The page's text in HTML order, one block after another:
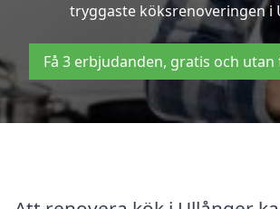
tryggaste köksrenoveringen i
Få 3 erbjudanden, gratis och